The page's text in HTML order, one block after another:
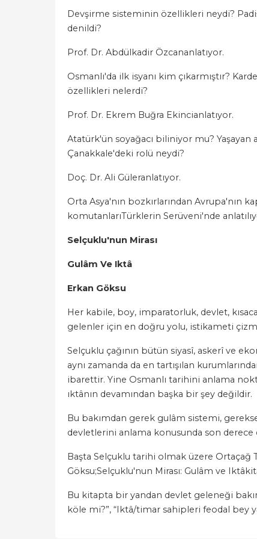
Devşirme sisteminin özellikleri neydi?
denildi?
Prof. Dr. Abdülkadir Özcananlatıyor.
Osmanlı'da ilk isyanı kim çıkarmıştır?
özellikleri nelerdi?
Prof. Dr. Ekrem Buğra Ekincianlatıyor.
Atatürk'ün soyağacı biliniyor mu? Yaşayan
Çanakkale'deki rolü neydi?
Doç. Dr. Ali Güleranlatıyor.
Orta Asya'nın bozkırlarından Avrupa'nın
komutanlarıTürklerin Serüveni'nde
Selçuklu'nun Mirası
Gulâm Ve Iktâ
Erkan Göksu
Her kabile, boy, imparatorluk, devlet,
gelenler için en doğru yolu, istikameti
Selçuklu çağının bütün siyasî, askerî ve
aynı zamanda da en tartışılan
ibarettir. Yine Osmanlı tarihini anlama
ıktânın devamından başka bir şey değildir.
Bu bakımdan gerek gulâm sistemi,
devletlerini anlama konusunda son
Başta Selçuklu tarihi olmak üzere Ortaçağ
Göksu;Selçuklu'nun Mirası: Gulâm ve
Bu kitapta bir yandan devlet geleneği
köle mi?”, “Iktâ/timar sahipleri feodal bey